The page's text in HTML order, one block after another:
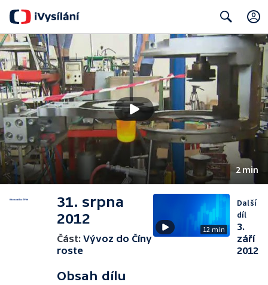
Search
2 min
31. srpna
2012
Část: Vývoz do Číny
roste
Obsah dílu
12 min
Další
díl
3.
září
2012